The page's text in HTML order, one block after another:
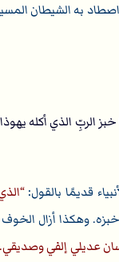
اصطاد به الشيطان
رفع عليَّ عقبه“، وما خبز
قديمًا بالقول:
وهكذا أزال الخوف
عديلي إلفي